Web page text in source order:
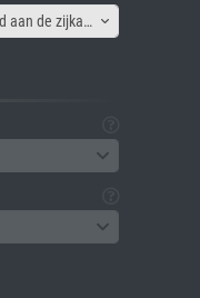
Canvas lijst - Afbeelding gespiegeld aan de zijkant